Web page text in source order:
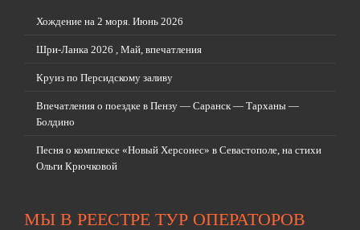
Хождение на 2 моря. Июнь 2026
Шри-Ланка 2026 , Май, впечатления
Круиз по Персидскому заливу
Впечатления о поездке в Пензу — Саранск — Тарханы —
Болдино
Песня о комплексе «Новый Херсонес» в Севастополе, на стихи
Ольги Крючковой
МЫ В РЕЕСТРЕ ТУР ОПЕРАТОРОВ